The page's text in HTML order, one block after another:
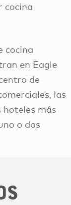
cocina
cocina
en Eagle
de
las
hoteles más
o dos